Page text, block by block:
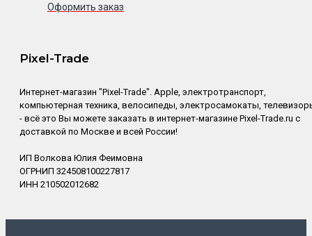
Оформить заказ
Pixel-Trade
Интернет-магазин "Pixel-Trade". Apple, электротранспорт,
компьютерная техника, велосипеды, электросамокаты,
- всё это Вы можете заказать в интернет-магазине Pixel-Trade.ru с
доставкой по Москве и всей России!
ИП Волкова Юлия Феимовна
ОГРНИП 324508100227817
ИНН 210502012682